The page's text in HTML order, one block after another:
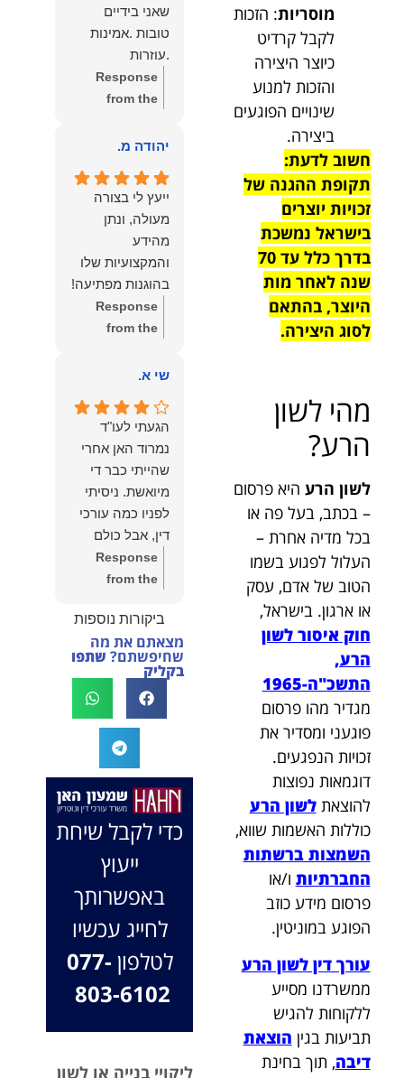
מוסריות: הזכות
לקבל קרדיט
כיוצר היצירה
והזכות למנוע
שינויים הפוגעים
ביצירה.
חשוב לדעת:
תקופת ההגנה של
זכויות יוצרים
בישראל נמשכת
בדרך כלל עד 70
שנה לאחר מות
היוצר, בהתאם
לסוג היצירה.
מהי לשון
הרע?
לשון הרע היא פרסום
– בכתב, בעל פה או
בכל מדיה אחרת –
העלול לפגוע בשמו
הטוב של אדם, עסק
או ארגון. בישראל,
חוק איסור לשון
הרע,
התשכ"ה-1965
מגדיר מהו פרסום
פוגעני ומסדיר את
זכויות הנפגעים.
דוגמאות נפוצות
להוצאתלשון הרע
כוללות האשמות שווא,
השמצות ברשתות
החברתיות ו/או
פרסום מידע כוזב
הפוגע במוניטין.
עורך דין לשון הרע
ממשרדנו מסייע
ללקוחות להגיש
תביעות בגין הוצאת
דיבה, תוך בחינת
שאני בידיים
טובות .אמינות
.עוזרות
.ומקשיבות .אין לי
מילים להודות
העוצמות
.והצגת אמת
.תודה לכם תמיד
תשאירו לי אור
בעניים .
Response
from the
רבה על המילים
והחמות! כיף
גדול לשמוע
שהרגשת בידיים
טובות. בשביל
הצוות שלנו זה
שווה את הכל.
נשמח תמיד
לעמוד לרשותך!
משרד עורכי דין
ונוטריון
יהודה מ.
ייעץ לי בצורה
מעולה, ונתן
מהידע
והמקצועיות שלו
בהוגנות מפתיעה!
Response
from the
יהודה, תודה
שמחנו מאוד
לשמוע שהייעוץ
עזר לך ושהיית
מרוצה.
מבחינתנו הוגנות
ומקצועיות הן
מעל הכל. נשמח
תמיד לעמוד
לרשותך בהמשך
שי א.
הגעתי לעו"ד
נמרוד האן אחרי
שהייתי כבר די
מיואשת. ניסיתי
לפניו כמה עורכי
דין, אבל כולם
נרתעו כי היה
מדובר בנושא
וסירבו לקחת
אותו.לאחר
שסיפרתי בקצרה
המקרה, הוא
החליט לייצג אותי
בלי לחשוב
פעמיים, הקשיב
לי ולקח את התיק
שלי פרו בונו מכל
הלב.
Response
from the
רבה על המילים
החמות ועל
האמון. שמחנו
לעמוד לצידך,
במיוחד בתיק לא
פשוט, ומאחלים
לך המון הצלחה
בהמשך. תמיד
כאן בשבילך.
בברכה, משרד
עו"ד שמעון האן
ונוטריון
ביקורות נוספות
מצאתם את מה
שחיפשתם? שתפו
בקליק
כדי לקבל שיחת
ייעוץ
באפשרותך
לחייג עכשיו
לטלפון 077-
803-6102
ליקויי בנייה או לשון